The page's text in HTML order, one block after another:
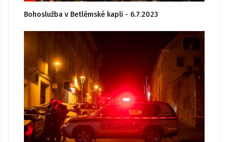
Bohoslužba v Betlémské kapli - 6.7.2023